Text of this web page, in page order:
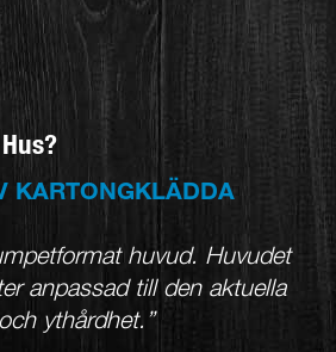
KARTONGKLÄDDA
huvud. Huvudet
anpassad till den aktuella
ythårdhet.”